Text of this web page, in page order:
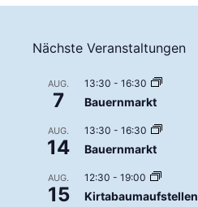
Nächste Veranstaltungen
AUG.
7
13:30 - 16:30
Bauernmarkt
AUG.
14
13:30 - 16:30
Bauernmarkt
AUG.
15
12:30 - 19:00
Kirtabaumaufstellen